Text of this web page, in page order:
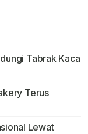
Tabrak Kaca
Terus
Lewat